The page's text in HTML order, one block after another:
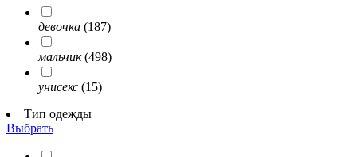
девочка (187)
мальчик(498)
унисекс (15)
Тип одежды
Выбрать